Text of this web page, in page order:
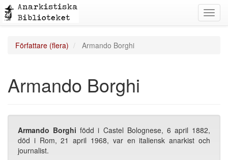
Författare (flera) Armando Borghi
Armando Borghi
Armando Borghi född i Castel Bolognese, 6 april 1882,
död i Rom, 21 april 1968, var en italiensk anarkist och
journalist.